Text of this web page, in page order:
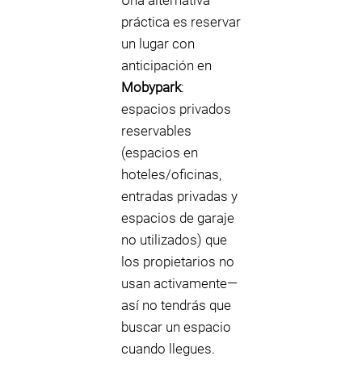
práctica es reservar
un lugar con
anticipación en
Mobypark:
espacios privados
reservables
(espacios en
hoteles/oficinas,
entradas privadas y
espacios de garaje
no utilizados) que
los propietarios no
usan activamente—
así no tendrás que
buscar un espacio
cuando llegues.